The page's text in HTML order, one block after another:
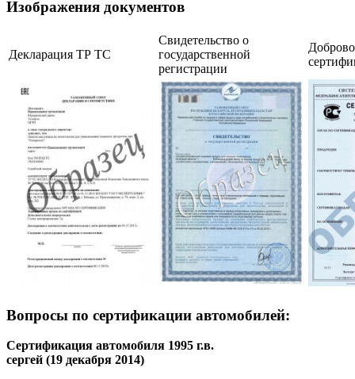
Изображения документов
Декларация ТР ТС
Свидетельство о
государственной
регистрации
Вопросы по сертификации автомобилей:
Сертификация автомобиля 1995 г.в.
сергей (19 декабря 2014)